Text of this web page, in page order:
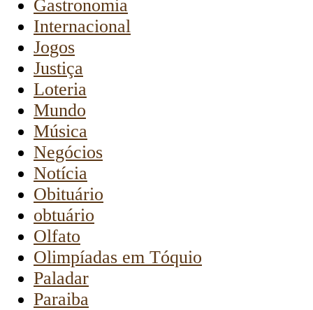
Gastronomia
Internacional
Jogos
Justiça
Loteria
Mundo
Música
Negócios
Notícia
Obituário
obtuário
Olfato
Olimpíadas em Tóquio
Paladar
Paraiba